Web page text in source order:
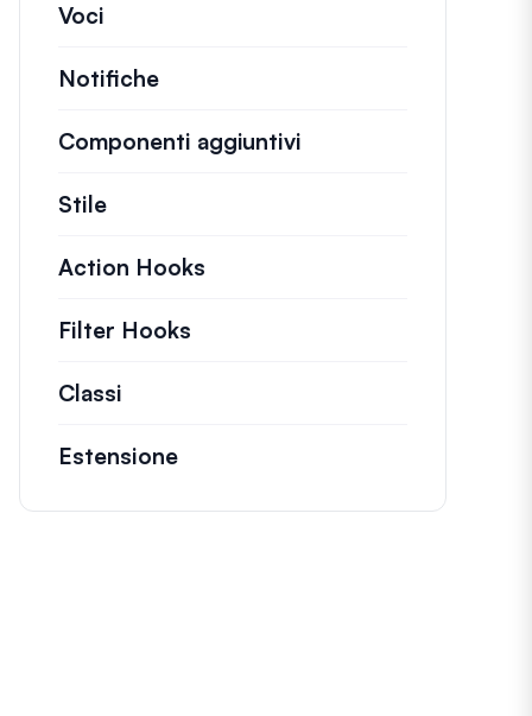
Voci
Notifiche
Componenti aggiuntivi
Stile
Action Hooks
Filter Hooks
Classi
Estensione